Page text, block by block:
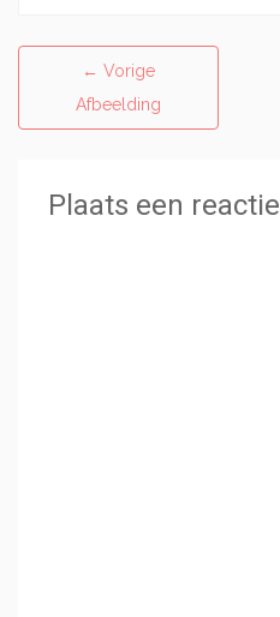
← Vorige
Afbeelding
Plaats een reactie